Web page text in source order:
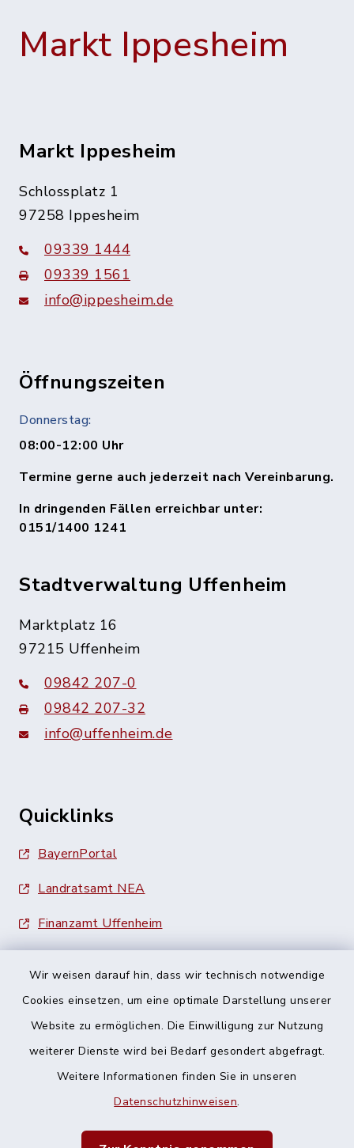
Wir weisen darauf hin, dass wir technisch notwendige
Cookies einsetzen, um eine optimale Darstellung unserer
Website zu ermöglichen. Die Einwilligung zur Nutzung
weiterer Dienste wird bei Bedarf gesondert abgefragt.
Weitere Informationen finden Sie in unseren
Datenschutzhinweisen.
Markt Ippesheim
Markt Ippesheim
Schlossplatz 1
97258 Ippesheim
09339 1444
09339 1561
info@ippesheim.de
Öffnungszeiten
Donnerstag:
08:00-12:00 Uhr
Termine gerne auch jederzeit nach Vereinbarung.
In dringenden Fällen erreichbar unter:
0151/1400 1241
Stadtverwaltung Uffenheim
Marktplatz 16
97215 Uffenheim
09842 207-0
09842 207-32
info@uffenheim.de
Quicklinks
BayernPortal
Landratsamt NEA
Finanzamt Uffenheim
Barrierefreiheit